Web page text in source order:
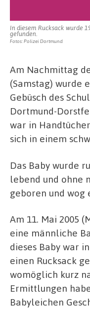
In diesem Rucksack wurde
gefunden.
Fotos: Polizei Dortmund
Am Nachmittag
(Samstag) wurde
Gebüsch des
Dortmund-
war in
sich in einem
Das Baby wurde
lebend und ohne
geboren und wog
Am 11. Mai 2005
eine männliche
dieses Baby war
einen Rucksack
womöglich kurz
Ermittlungen
Babyleichen